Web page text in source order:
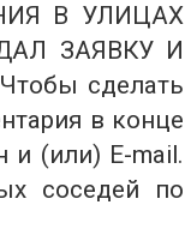
В УЛИЦАХ
ЗАЯВКУ И
сделать
в конце
(или) E-mail.
соседей по